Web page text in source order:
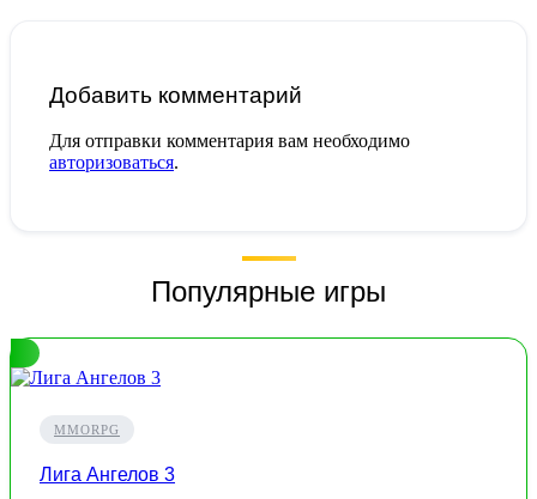
Добавить комментарий
Для отправки комментария вам необходимо
авторизоваться.
Популярные игры
MMORPG
Лига Ангелов 3